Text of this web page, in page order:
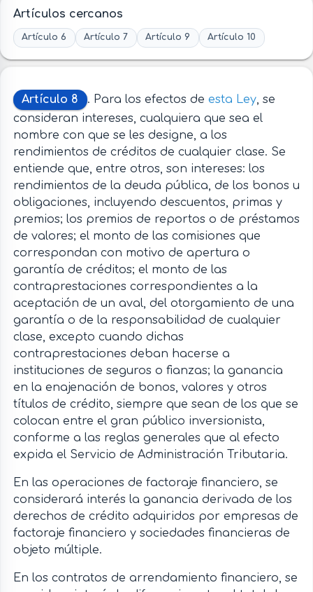
Artículos cercanos
Artículo 6 Artículo 7 Artículo 9 Artículo 10
Artículo 8 . Para los efectos de esta Ley, se
consideran intereses, cualquiera que sea el
nombre con que se les designe, a los
rendimientos de créditos de cualquier clase. Se
entiende que, entre otros, son intereses: los
rendimientos de la deuda pública, de los bonos u
obligaciones, incluyendo descuentos, primas y
premios; los premios de reportos o de préstamos
de valores; el monto de las comisiones que
correspondan con motivo de apertura o
garantía de créditos; el monto de las
contraprestaciones correspondientes a la
aceptación de un aval, del otorgamiento de una
garantía o de la responsabilidad de cualquier
clase, excepto cuando dichas
contraprestaciones deban hacerse a
instituciones de seguros o fianzas; la ganancia
en la enajenación de bonos, valores y otros
títulos de crédito, siempre que sean de los que se
colocan entre el gran público inversionista,
conforme a las reglas generales que al efecto
expida el Servicio de Administración Tributaria.
En las operaciones de factoraje financiero, se
considerará interés la ganancia derivada de los
derechos de crédito adquiridos por empresas de
factoraje financiero y sociedades financieras de
objeto múltiple.
En los contratos de arrendamiento financiero, se